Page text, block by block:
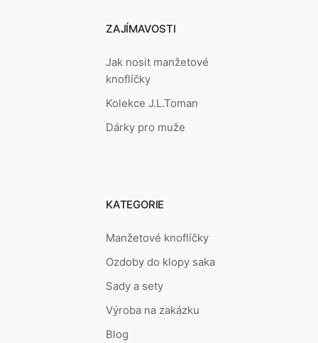
ZAJÍMAVOSTI
Jak nosit manžetové
knoflíčky
Kolekce J.L.Toman
Dárky pro muže
KATEGORIE
Manžetové knoflíčky
Ozdoby do klopy saka
Sady a sety
Výroba na zakázku
Blog